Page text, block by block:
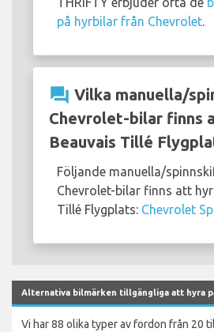
på hyrbilar från Chevrolet
question_answer Vilka manuella/
Chevrolet-bilar finns
Beauvais Tillé
Följande manuella/
Chevrolet-bilar finns att
Tillé Flygplats: Chevrolet
Alternativa bilmärken tillgängliga att hyra
Vi har 88 olika typer av fordon från 20